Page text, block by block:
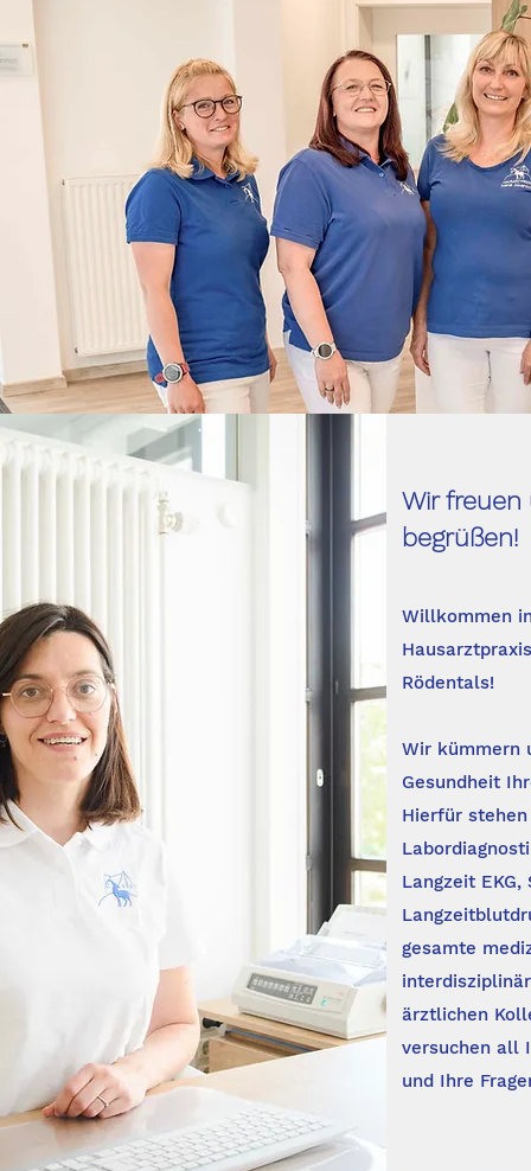
Wir freuen
begrüßen!
Willkommen
Rödentals!
Wir kümmern
Gesundheit
Hierfür
Langzeit
gesamte
ärztlichen
versuchen all
und Ihre